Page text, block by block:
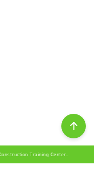
Training Center.